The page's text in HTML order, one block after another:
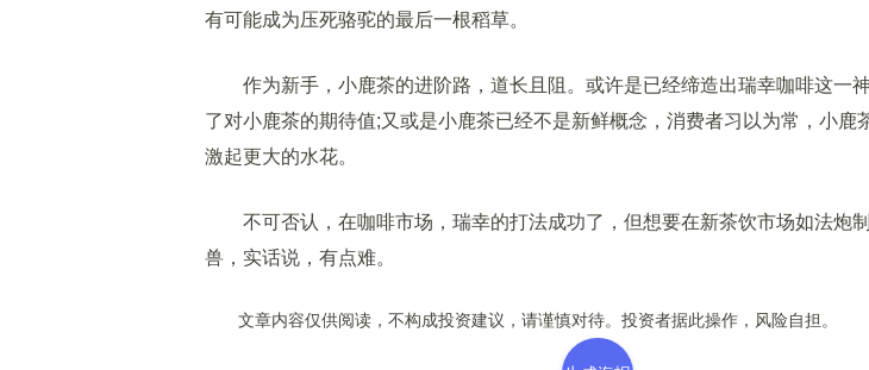
有可能成为压死骆驼的最后一根稻草。
作为新手，小鹿茶的进阶路，道长且阻。或许是已经缔造出瑞幸咖啡这一
了对小鹿茶的期待值;又或是小鹿茶已经不是新鲜概念，消费者习以为常，小鹿
激起更大的水花。
不可否认，在咖啡市场，瑞幸的打法成功了，但想要在新茶饮市场如法炮
兽，实话说，有点难。
文章内容仅供阅读，不构成投资建议，请谨慎对待。投资者据此操作，风险自担。